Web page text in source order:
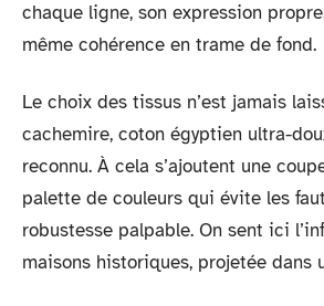
chaque ligne, son expression
même cohérence en trame de fond.
Le choix des tissus n’est jamais
cachemire, coton égyptien ultra-
reconnu. À cela s’ajoutent une
palette de couleurs qui évite les
robustesse palpable. On sent ici
maisons historiques, projetée dans